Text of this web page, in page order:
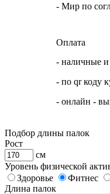
- Мир по
Оплата
- наличные и
- по qr коду
- онлайн -
Подбор длины палок
Рост
см
Уровень физической
Здоровье
Фитнес
Длина палок